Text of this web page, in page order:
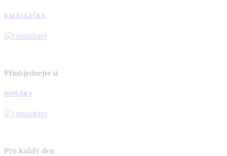
KALKULAČKA
Přiobjednejte si
DOPLŇKY
Pro každý den